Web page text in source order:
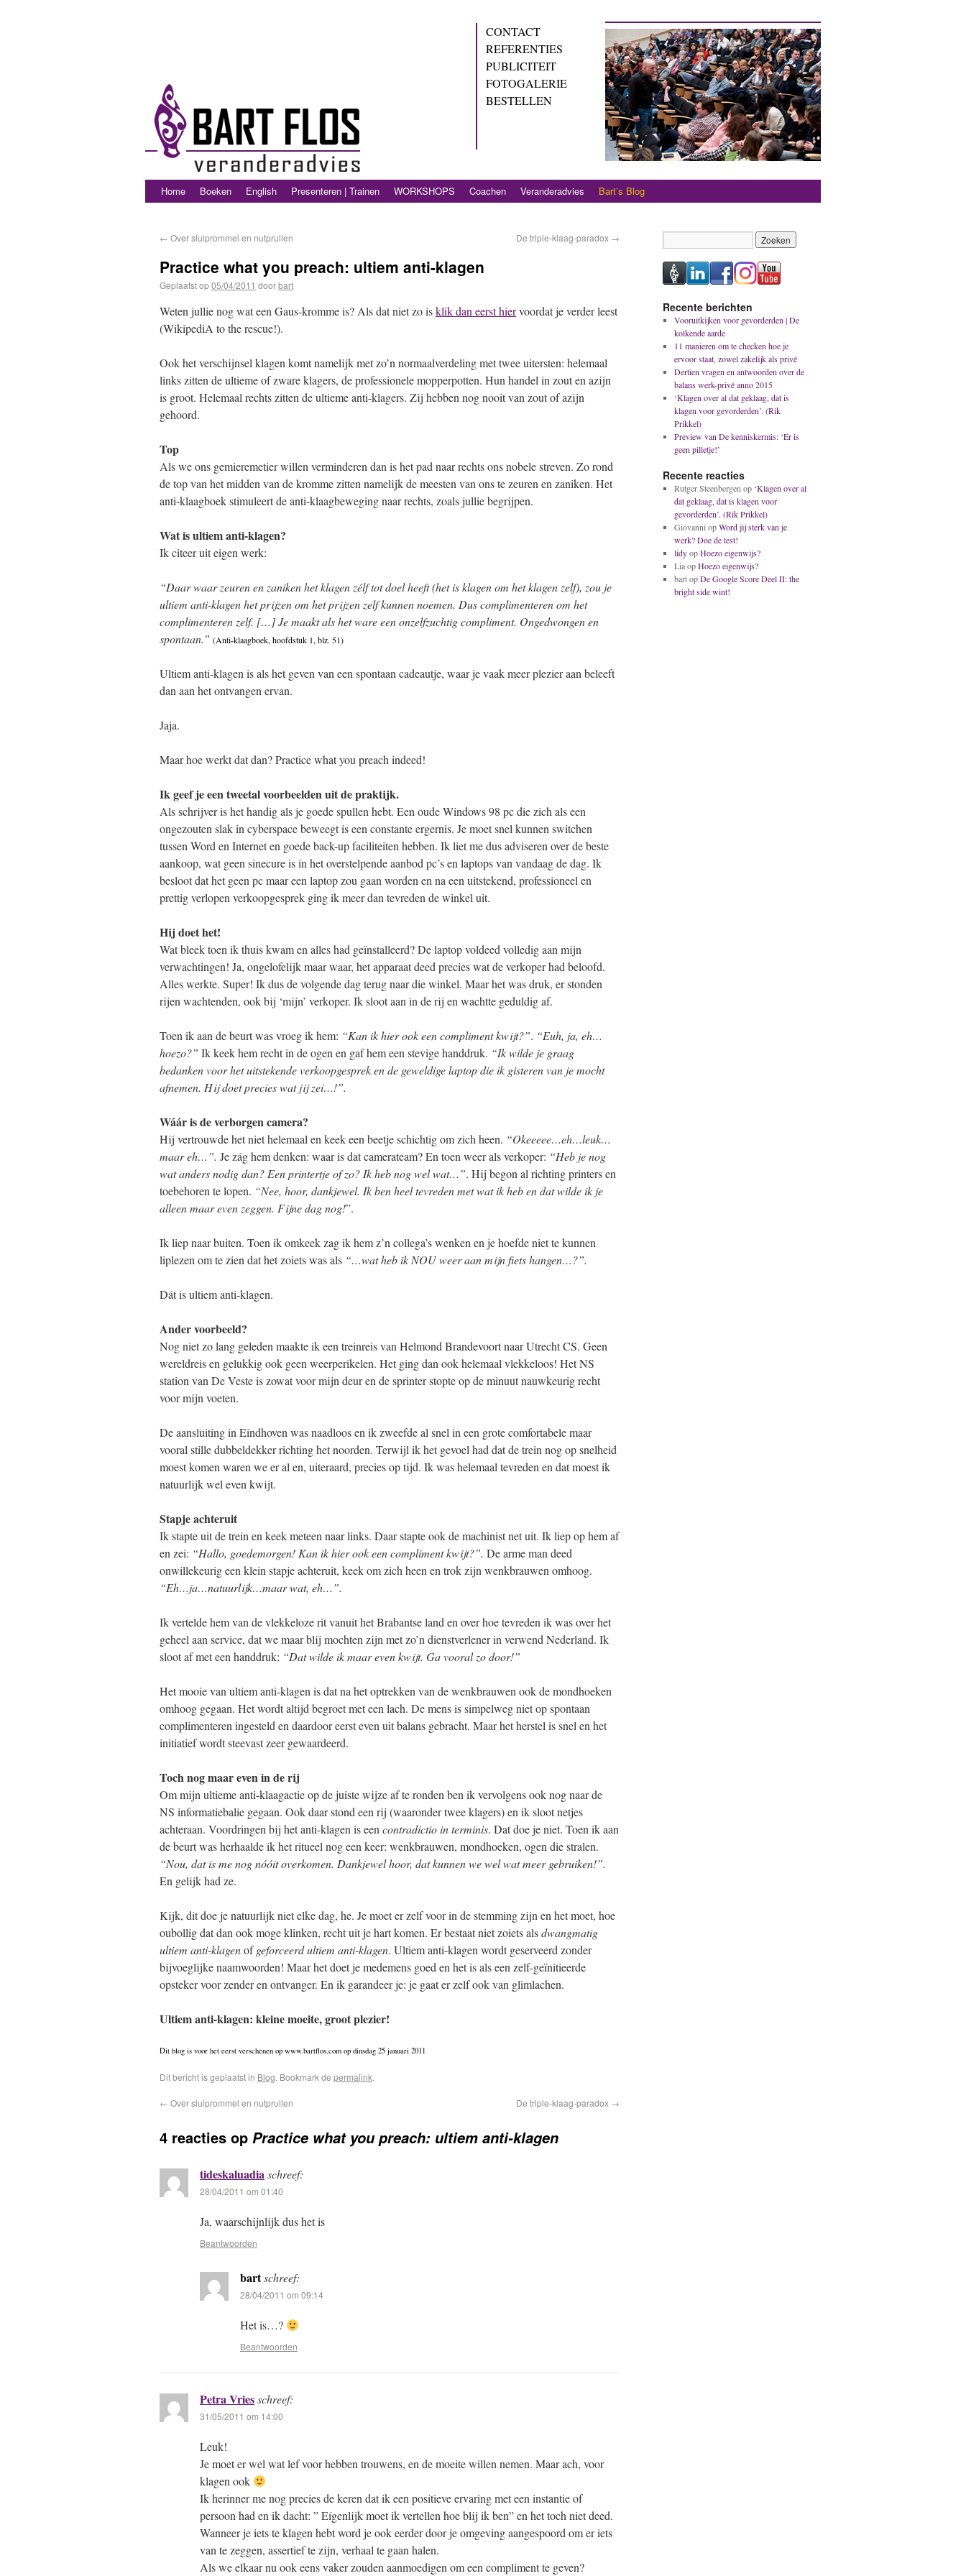
CONTACT
REFERENTIES
PUBLICITEIT
FOTOGALERIE
BESTELLEN
Home Boeken English Presenteren | Trainen WORKSHOPS Coachen Veranderadvies Bart’s Blog
← Over sluiprommel en nutprullen De triple-klaag-paradox →
Practice what you preach: ultiem anti-klagen
Geplaatst op05/04/2011 doorbart
Weten jullie nog wat een Gaus-kromme is? Als dat niet zo isklik dan eerst hiervoordat je verder leest
(WikipediA to the rescue!).
Ook het verschijnsel klagen komt namelijk met zo’n normaalverdeling met twee uitersten: helemaal
links zitten de ultieme of zware klagers, de professionele mopperpotten. Hun handel in zout en azijn
is groot. Helemaal rechts zitten de ultieme anti-klagers. Zij hebben nog nooit van zout of azijn
gehoord.
Top
Als we ons gemieremetier willen verminderen dan is het pad naar rechts ons nobele streven. Zo rond
de top van het midden van de kromme zitten namelijk de meesten van ons te zeuren en zaniken. Het
anti-klaagboek stimuleert de anti-klaagbeweging naar rechts, zoals jullie begrijpen.
Wat is ultiem anti-klagen?
Ik citeer uit eigen werk:
“Daar waar zeuren en zaniken het klagen zélf tot doel heeft (het is klagen om het klagen zelf), zou je
ultiem anti-klagen het prijzen om het prijzen zelf kunnen noemen. Dus complimenteren om het
complimenteren zelf. […] Je maakt als het ware een onzelfzuchtig compliment. Ongedwongen en
spontaan.” (Anti-klaagboek, hoofdstuk 1, blz. 51)
Ultiem anti-klagen is als het geven van een spontaan cadeautje, waar je vaak meer plezier aan beleeft
dan aan het ontvangen ervan.
Jaja.
Maar hoe werkt dat dan? Practice what you preach indeed!
Ik geef je een tweetal voorbeelden uit de praktijk.
Als schrijver is het handig als je goede spullen hebt. Een oude Windows 98 pc die zich als een
ongezouten slak in cyberspace beweegt is een constante ergernis. Je moet snel kunnen switchen
tussen Word en Internet en goede back-up faciliteiten hebben. Ik liet me dus adviseren over de beste
aankoop, wat geen sinecure is in het overstelpende aanbod pc’s en laptops van vandaag de dag. Ik
besloot dat het geen pc maar een laptop zou gaan worden en na een uitstekend, professioneel en
prettig verlopen verkoopgesprek ging ik meer dan tevreden de winkel uit.
Hij doet het!
Wat bleek toen ik thuis kwam en alles had geïnstalleerd? De laptop voldeed volledig aan mijn
verwachtingen! Ja, ongelofelijk maar waar, het apparaat deed precies wat de verkoper had beloofd.
Alles werkte. Super! Ik dus de volgende dag terug naar die winkel. Maar het was druk, er stonden
rijen wachtenden, ook bij ‘mijn’ verkoper. Ik sloot aan in de rij en wachtte geduldig af.
Toen ik aan de beurt was vroeg ik hem: “Kan ik hier ook een compliment kwijt?”. “Euh, ja, eh…
hoezo?” Ik keek hem recht in de ogen en gaf hem een stevige handdruk. “Ik wilde je graag
bedanken voor het uitstekende verkoopgesprek en de geweldige laptop die ik gisteren van je mocht
afnemen. Hij doet precies wat jij zei…!”.
Wáár is de verborgen camera?
Hij vertrouwde het niet helemaal en keek een beetje schichtig om zich heen. “Okeeeee…eh…leuk…
maar eh…”. Je zág hem denken: waar is dat camerateam? En toen weer als verkoper: “Heb je nog
wat anders nodig dan? Een printertje of zo? Ik heb nog wel wat…”. Hij begon al richting printers en
toebehoren te lopen. “Nee, hoor, dankjewel. Ik ben heel tevreden met wat ik heb en dat wilde ik je
alleen maar even zeggen. Fijne dag nog!”.
Ik liep naar buiten. Toen ik omkeek zag ik hem z’n collega’s wenken en je hoefde niet te kunnen
liplezen om te zien dat het zoiets was als “…wat heb ik NOU weer aan mijn fiets hangen…?”.
Dát is ultiem anti-klagen.
Ander voorbeeld?
Nog niet zo lang geleden maakte ik een treinreis van Helmond Brandevoort naar Utrecht CS. Geen
wereldreis en gelukkig ook geen weerperikelen. Het ging dan ook helemaal vlekkeloos! Het NS
station van De Veste is zowat voor mijn deur en de sprinter stopte op de minuut nauwkeurig recht
voor mijn voeten.
De aansluiting in Eindhoven was naadloos en ik zweefde al snel in een grote comfortabele maar
vooral stille dubbeldekker richting het noorden. Terwijl ik het gevoel had dat de trein nog op snelheid
moest komen waren we er al en, uiteraard, precies op tijd. Ik was helemaal tevreden en dat moest ik
natuurlijk wel even kwijt.
Stapje achteruit
Ik stapte uit de trein en keek meteen naar links. Daar stapte ook de machinist net uit. Ik liep op hem af
en zei: “Hallo, goedemorgen! Kan ik hier ook een compliment kwijt?”. De arme man deed
onwillekeurig een klein stapje achteruit, keek om zich heen en trok zijn wenkbrauwen omhoog.
“Eh…ja…natuurlijk…maar wat, eh…”.
Ik vertelde hem van de vlekkeloze rit vanuit het Brabantse land en over hoe tevreden ik was over het
geheel aan service, dat we maar blij mochten zijn met zo’n dienstverlener in verwend Nederland. Ik
sloot af met een handdruk: “Dat wilde ik maar even kwijt. Ga vooral zo door!”
Het mooie van ultiem anti-klagen is dat na het optrekken van de wenkbrauwen ook de mondhoeken
omhoog gegaan. Het wordt altijd begroet met een lach. De mens is simpelweg niet op spontaan
complimenteren ingesteld en daardoor eerst even uit balans gebracht. Maar het herstel is snel en het
initiatief wordt steevast zeer gewaardeerd.
Toch nog maar even in de rij
Om mijn ultieme anti-klaagactie op de juiste wijze af te ronden ben ik vervolgens ook nog naar de
NS informatiebalie gegaan. Ook daar stond een rij (waaronder twee klagers) en ik sloot netjes
achteraan. Voordringen bij het anti-klagen is een contradictio in terminis. Dat doe je niet. Toen ik aan
de beurt was herhaalde ik het ritueel nog een keer: wenkbrauwen, mondhoeken, ogen die stralen.
“Nou, dat is me nog nóóit overkomen. Dankjewel hoor, dat kunnen we wel wat meer gebruiken!”.
En gelijk had ze.
Kijk, dit doe je natuurlijk niet elke dag, he. Je moet er zelf voor in de stemming zijn en het moet, hoe
oubollig dat dan ook moge klinken, recht uit je hart komen. Er bestaat niet zoiets alsdwangmatig
ultiem anti-klagenofgeforceerd ultiem anti-klagen. Ultiem anti-klagen wordt geserveerd zonder
bijvoeglijke naamwoorden! Maar het doet je medemens goed en het is als een zelf-geïnitieerde
opsteker voor zender en ontvanger. En ik garandeer je: je gaat er zelf ook van glimlachen.
Ultiem anti-klagen: kleine moeite, groot plezier!
Dit blog is voor het eerst verschenen op www.bartflos.com op dinsdag 25 januari 2011
Dit bericht is geplaatst in Blog. Bookmark de permalink.
← Over sluiprommel en nutprullen De triple-klaag-paradox →
4 reacties op Practice what you preach: ultiem anti-klagen
tideskaluadiaschreef:
28/04/2011 om 01:40
Ja, waarschijnlijk dus het is
Beantwoorden
bartschreef:
28/04/2011 om 09:14
Het is…?
Beantwoorden
Petra Vriesschreef:
31/05/2011 om 14:00
Leuk!
Je moet er wel wat lef voor hebben trouwens, en de moeite willen nemen. Maar ach, voor
klagen ook
Ik herinner me nog precies de keren dat ik een positieve ervaring met een instantie of
persoon had en ik dacht: ” Eígenlijk moet ik vertellen hoe blij ik ben” en het toch niet deed.
Wanneer je iets te klagen hebt word je ook eerder door je omgeving aangespoord om er iets
van te zeggen, assertief te zijn, verhaal te gaan halen.
Als we elkaar nu ook eens vaker zouden aanmoedigen om een compliment te geven?
Recente berichten
Vooruitkijken voor gevorderden | De
kolkende aarde
11 manieren om te checken hoe je
ervoor staat, zowel zakelijk als privé
Dertien vragen en antwoorden over de
balans werk-privé anno 2015
‘Klagen over al dat geklaag, dat is
klagen voor gevorderden’. (Rik
Prikkel)
Preview van De kenniskermis: ‘Er is
geen pilletje!’
Recente reacties
Rutger Steenbergen op ‘Klagen over al
dat geklaag, dat is klagen voor
gevorderden’. (Rik Prikkel)
Giovanni opWord jij sterk van je
werk? Doe de test!
lidyopHoezo eigenwijs?
LiaopHoezo eigenwijs?
bartopDe Google Score Deel II: the
bright side wint!